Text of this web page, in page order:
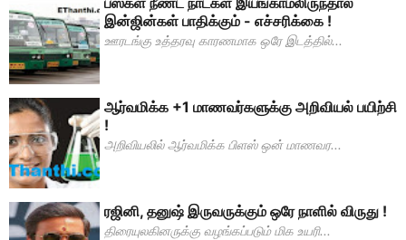
இன்ஜின்கள் பாதிக்கும் - எச்சரிக்கை !
ஊரடங்கு உத்தரவு காரணமாக ஒரே இடத்தில்...
ஆர்வமிக்க +1 மாணவர்களுக்கு அறிவியல் பயிற்சி
!
அறிவியலில் ஆர்வமிக்க பிளஸ் ஒன் மாணவர...
ரஜினி, தனுஷ் இருவருக்கும் ஒரே நாளில் விருது !
திரையுலகினருக்கு வழங்கப்படும் மிக உயரி...